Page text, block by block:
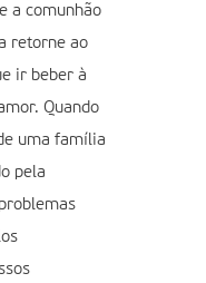
a comunhão
retorne ao
ir beber à
Quando
uma família
pela